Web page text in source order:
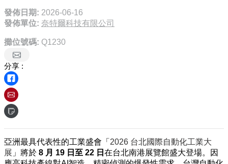
發佈日期: 2026-06-16
發佈單位: 奈特爾科技有限公司
攤位號碼: Q1230
分享 :
亞洲最具代表性的工業盛會「 2026 台北國際自動化工業大
展 」將於 8 月 19 日至 22 日 在台北南港展覽館盛大登場。因